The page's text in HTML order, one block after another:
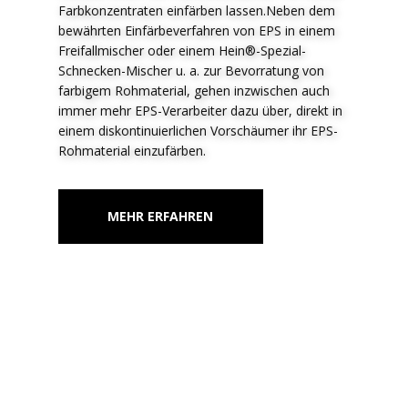
Farbkonzentraten einfärben lassen.Neben dem
bewährten Einfärbeverfahren von EPS in einem
Freifallmischer oder einem Hein®-Spezial-
Schnecken-Mischer u. a. zur Bevorratung von
farbigem Rohmaterial, gehen inzwischen auch
immer mehr EPS-Verarbeiter dazu über, direkt in
einem diskontinuierlichen Vorschäumer ihr EPS-
Rohmaterial einzufärben.
MEHR ERFAHREN